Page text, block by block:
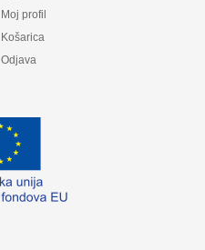
Moj profil
Košarica
Odjava